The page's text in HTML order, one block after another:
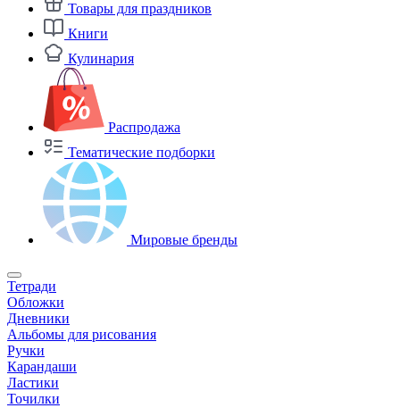
Товары для праздников
Книги
Кулинария
Распродажа
Тематические подборки
Мировые бренды
Тетради
Обложки
Дневники
Альбомы для рисования
Ручки
Карандаши
Ластики
Точилки